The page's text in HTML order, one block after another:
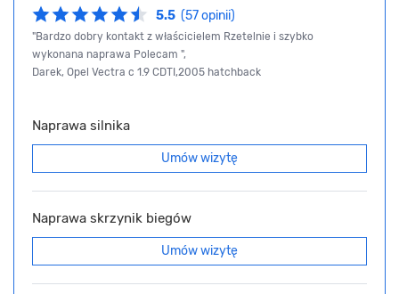
5.5 (57 opinii)
"Bardzo dobry kontakt z właścicielem Rzetelnie i szybko
wykonana naprawa Polecam ",
Darek, Opel Vectra c 1.9 CDTI,2005 hatchback
Naprawa silnika
Umów wizytę
Naprawa skrzynik biegów
Umów wizytę